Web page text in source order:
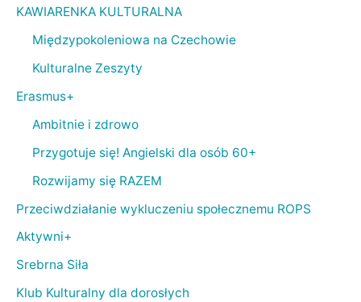
KAWIARENKA KULTURALNA
Międzypokoleniowa na Czechowie
Kulturalne Zeszyty
Erasmus+
Ambitnie i zdrowo
Przygotuje się! Angielski dla osób 60+
Rozwijamy się RAZEM
Przeciwdziałanie wykluczeniu społecznemu ROPS
Aktywni+
Srebrna Siła
Klub Kulturalny dla dorosłych